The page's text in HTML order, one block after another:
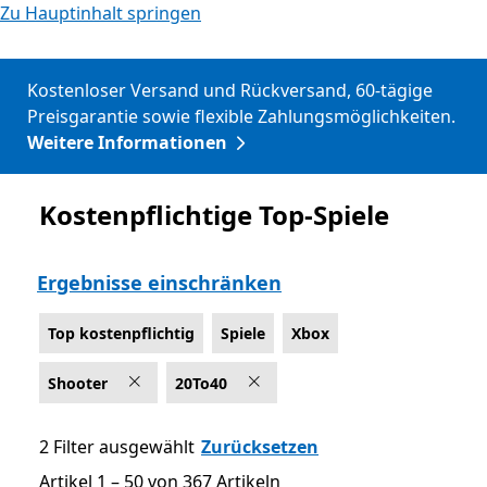
Zu Hauptinhalt springen
Kostenloser Versand und Rückversand, 60-tägige
Preisgarantie sowie flexible Zahlungsmöglichkeiten.
Weitere Informationen
Top kostenpflichtig
Kostenpflichtige Top-Spiele
Ergebnisse einschränken
Top kostenpflichtig Spiele Xbox
Shooter 20To40
2 Filter ausgewählt Zurücksetzen
Artikel 1 – 50 von 367 Artikeln
Artikel 1 – 50 von 367 Artikeln